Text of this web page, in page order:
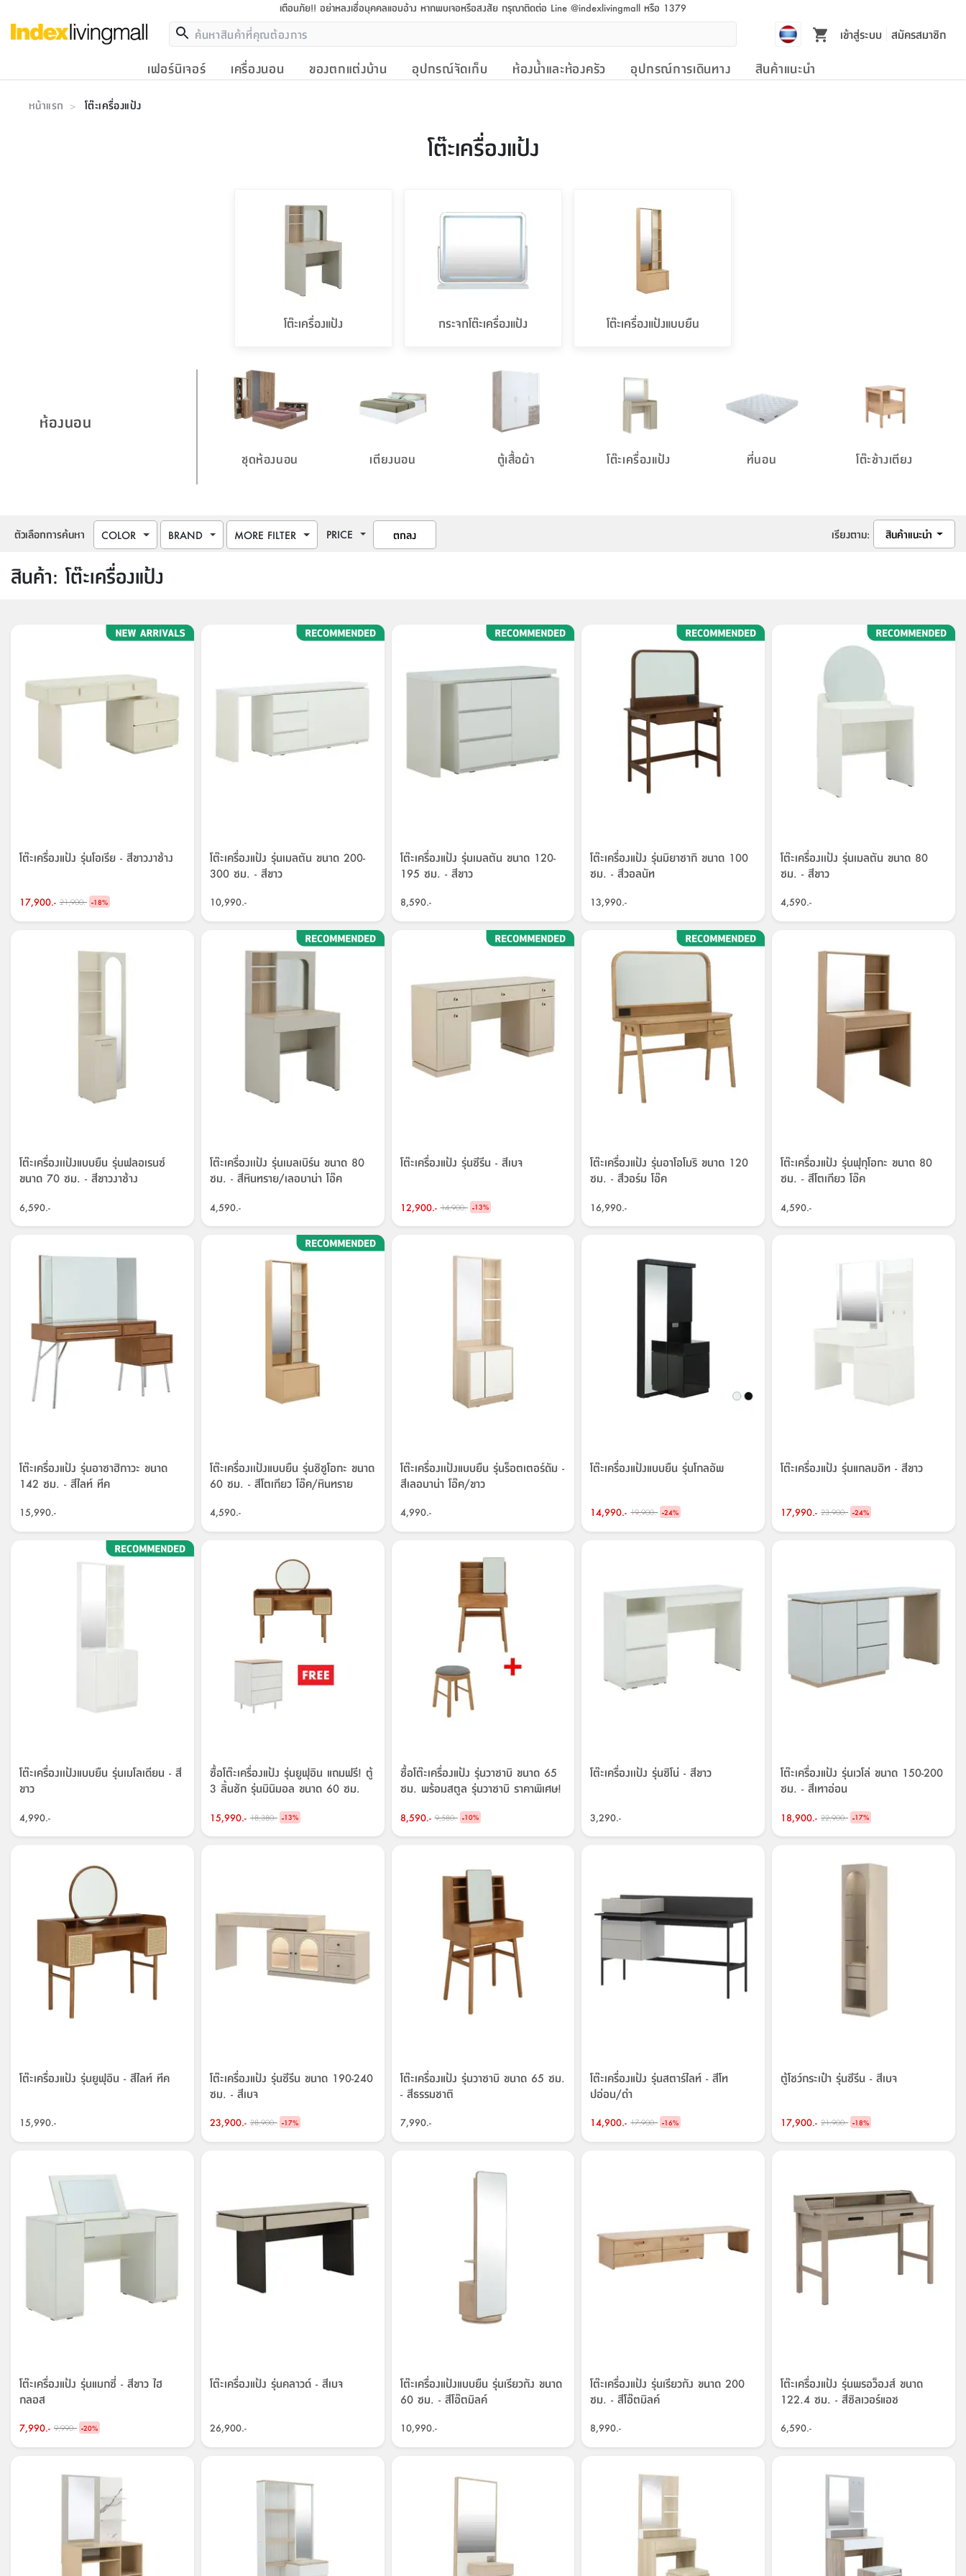
เตือนภัย!! อย่าหลงเชื่อบุคคลแอบอ้าง หากพบเจอหรือสงสัย กรุณาติดต่อ Line @indexlivingmall หรือ 1379
เข้าสู่ระบบ สมัครสมาชิก
เฟอร์นิเจอร์ เครื่องนอน ของตกแต่งบ้าน อุปกรณ์จัดเก็บ ห้องน้ำและห้องครัว อุปกรณ์การเดินทาง สินค้าแนะนำ
หน้าแรก > โต๊ะเครื่องแป้ง
โต๊ะเครื่องแป้ง
โต๊ะเครื่องแป้ง กระจกโต๊ะเครื่องแป้ง โต๊ะเครื่องแป้งแบบยืน
ห้องนอน
ชุดห้องนอน เตียงนอน ตู้เสื้อผ้า โต๊ะเครื่องแป้ง ที่นอน โต๊ะข้างเตียง
ตัวเลือกการค้นหา COLOR BRAND MORE FILTER PRICE ตกลง เรียงตาม: สินค้าแนะนำ
สินค้า: โต๊ะเครื่องแป้ง
โต๊ะเครื่องแป้ง รุ่นโอเรีย - สีขาวงาช้าง
17,900.- 21,900.- -18%
โต๊ะเครื่องแป้ง รุ่นเมลตัน ขนาด 200-
300 ซม. - สีขาว
10,990.-
โต๊ะเครื่องแป้ง รุ่นเมลตัน ขนาด 120-
195 ซม. - สีขาว
8,590.-
โต๊ะเครื่องแป้ง รุ่นมิยาซากิ ขนาด 100
ซม. - สีวอลนัท
13,990.-
โต๊ะเครื่องเเป้ง รุ่นเมลตัน ขนาด 80
ซม. - สีขาว
4,590.-
โต๊ะเครื่องเเป้งแบบยืน รุ่นฟลอเรนซ์
ขนาด 70 ซม. - สีขาวงาช้าง
6,590.-
โต๊ะเครื่องเเป้ง รุ่นเมลเบิร์น ขนาด 80
ซม. - สีหินทราย/เลอบาน่า โอ๊ค
4,590.-
โต๊ะเครื่องแป้ง รุ่นซีรีน - สีเบจ
12,900.- 14,900.- -13%
โต๊ะเครื่องแป้ง รุ่นอาโอโมริ ขนาด 120
ซม. - สีวอร์ม โอ๊ค
16,990.-
โต๊ะเครื่องแป้ง รุ่นฟุกุโอกะ ขนาด 80
ซม. - สีโตเกียว โอ๊ค
4,590.-
โต๊ะเครื่องแป้ง รุ่นอาซาฮิกาวะ ขนาด
142 ซม. - สีไลท์ ทีค
15,990.-
โต๊ะเครื่องเเป้งแบบยืน รุ่นชิซูโอกะ ขนาด
60 ซม. - สีโตเกียว โอ๊ค/หินทราย
4,590.-
โต๊ะเครื่องเเป้งแบบยืน รุ่นร็อตเตอร์ดัม -
สีเลอบาน่า โอ๊ค/ขาว
4,990.-
โต๊ะเครื่องแป้งแบบยืน รุ่นโกลอัพ
14,990.- 19,900.- -24%
โต๊ะเครื่องแป้ง รุ่นแกลมอิท - สีขาว
17,990.- 23,900.- -24%
โต๊ะเครื่องเเป้งแบบยืน รุ่นเมโลเดียน - สี
ขาว
4,990.-
ซื้อโต๊ะเครื่องแป้ง รุ่นยูฟุอิน แถมฟรี! ตู้
3 ลิ้นชัก รุ่นมินิมอล ขนาด 60 ซม.
15,990.- 18,380.- -13%
ซื้อโต๊ะเครื่องแป้ง รุ่นวาซาบิ ขนาด 65
ซม. พร้อมสตูล รุ่นวาซาบิ ราคาพิเศษ!
8,590.- 9,580.- -10%
โต๊ะเครื่องเเป้ง รุ่นซิโน่ - สีขาว
3,290.-
โต๊ะเครื่องแป้ง รุ่นเวโล่ ขนาด 150-200
ซม. - สีเทาอ่อน
18,900.- 22,900.- -17%
โต๊ะเครื่องแป้ง รุ่นยูฟุอิน - สีไลท์ ทีค
15,990.-
โต๊ะเครื่องแป้ง รุ่นซีรีน ขนาด 190-240
ซม. - สีเบจ
23,900.- 28,900.- -17%
โต๊ะเครื่องแป้ง รุ่นวาซาบิ ขนาด 65 ซม.
- สีธรรมชาติ
7,990.-
โต๊ะเครื่องแป้ง รุ่นสตาร์ไลท์ - สีโท
ปอ่อน/ดำ
14,900.- 17,900.- -16%
ตู้โชว์กระเป๋า รุ่นซีรีน - สีเบจ
17,900.- 21,900.- -18%
โต๊ะเครื่องแป้ง รุ่นแมกซี่ - สีขาว ไฮ
กลอส
7,990.- 9,990.- -20%
โต๊ะเครื่องแป้ง รุ่นคลาวด์ - สีเบจ
26,900.-
โต๊ะเครื่องแป้งแบบยืน รุ่นเรียวกัง ขนาด
60 ซม. - สีโอ๊ตมิลค์
10,990.-
โต๊ะเครื่องแป้ง รุ่นเรียวกัง ขนาด 200
ซม. - สีโอ๊ตมิลค์
8,990.-
โต๊ะเครื่องแป้ง รุ่นพรอว็องส์ ขนาด
122.4 ซม. - สีซิลเวอร์แอช
6,590.-